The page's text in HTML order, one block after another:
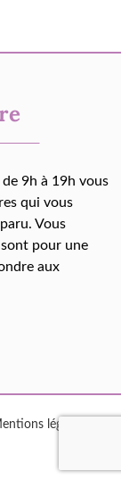
9h à 19h vous
qui vous
Vous
pour une
aux
légales